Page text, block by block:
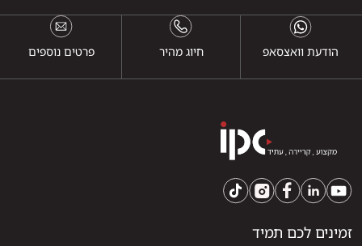
הודעת וואצסאפ חיוג מהיר פרטים נוספים
זמינים לכם תמיד